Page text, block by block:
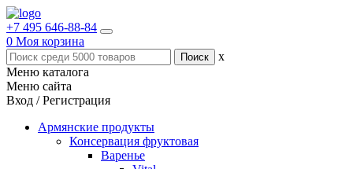
+7 495 646-88-84
0 Моя корзина
x
Меню каталога
Меню сайта
Вход / Регистрация
Армянские продукты
Консервация фруктовая
Варенье